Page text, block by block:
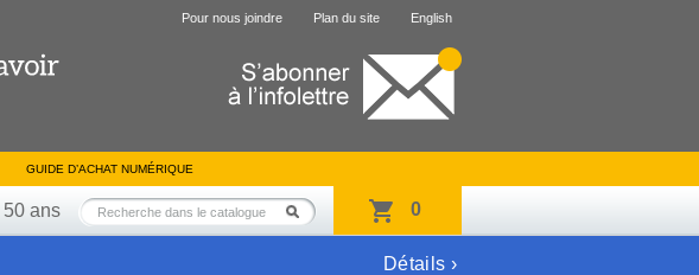
Pour nous joindre Plan du site English
GUIDE D’ACHAT NUMÉRIQUE
50 ans 0
Détails ›